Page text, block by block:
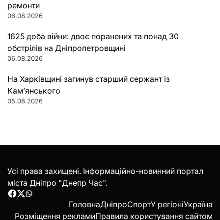
ремонти
06.08.2026
1625 доба війни: двоє поранених та понад 30
обстрілів на Дніпропетровщині
06.08.2026
На Харківщині загинув старший сержант із
Кам’янського
05.08.2026
Усі права захищені. Інформаційно-новинний портал
міста Дніпро "Днепр Час".
Facebook
Twitter
WhatsApp
ГоловнаДніпроСпортУ регіоніУкраїна
Розміщення рекламиПравила користування сайтом